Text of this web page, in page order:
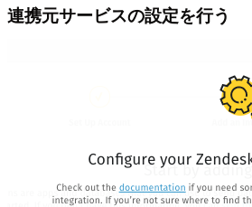
連携元サービスの設定を行う